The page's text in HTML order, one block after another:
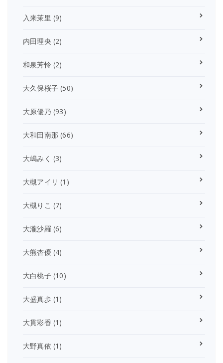
入来茉里 (9)
内田理央 (2)
和泉芳怜 (2)
大久保桜子 (50)
大原優乃 (93)
大和田南那 (66)
大嶋みく (3)
大槻アイリ (1)
大槻りこ (7)
大瀧沙羅 (6)
大熊杏優(4)
大白桃子(10)
大盛真歩(1)
大貫彩香 (1)
大野真依 (1)